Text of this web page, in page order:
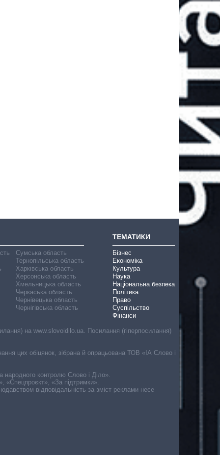
Сумська область
Тернопільська область
Харківська область
Херсонська область
Хмельницька область
Черкаська область
Чернівецька область
Чернігівська область
ТЕМАТИКИ
Бізнес
Економіка
Культура
Наука
Національна безпека
Політика
Право
Суспільство
Фінанси
на www.slovoidilo.ua. Посилання (гіперпосилання)
цих обіцянок, зібрана й опрацьована ТОВ «ІА Слово і
народного контролю Слово і Діло».
«Спецпроєкт», «За підтримки».
відповідальність за зміст реклами несе